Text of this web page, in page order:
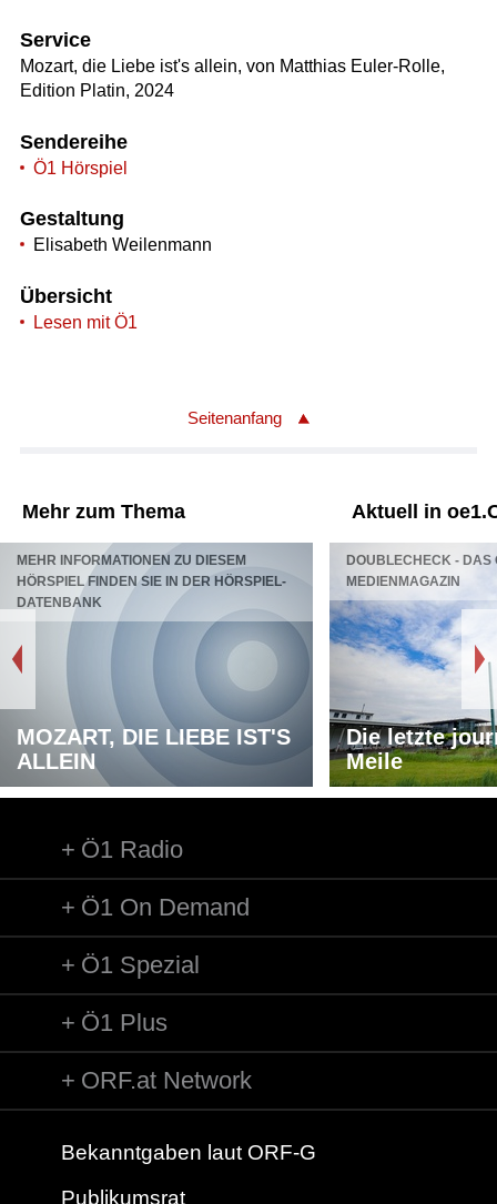
Service
Mozart, die Liebe ist's allein, von Matthias Euler-Rolle,
Edition Platin, 2024
Sendereihe
Ö1 Hörspiel
Gestaltung
Elisabeth Weilenmann
Übersicht
Lesen mit Ö1
Seitenanfang
Mehr zum Thema
MEHR INFORMATIONEN ZU DIESEM
HÖRSPIEL FINDEN SIE IN DER HÖRSPIEL-
DATENBANK
MOZART, DIE LIEBE IST'S
ALLEIN
Aktuell in
DOUBLECHECK - DAS
MEDIENMAGAZIN
Die letzte
Meile
Ö1 Radio
Ö1 On Demand
Ö1 Spezial
Ö1 Plus
ORF.at Network
Bekanntgaben laut ORF-G
Publikumsrat